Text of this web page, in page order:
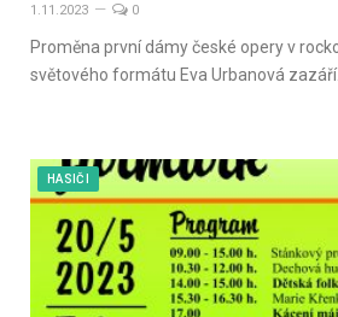
1.11.2023 0
Proměna první dámy české opery v
světového formátu Eva Urbanová zazáří…
HASIČI